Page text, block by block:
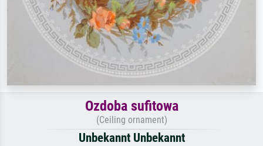
Ozdoba sufitowa
(Ceiling ornament)
Unbekannt Unbekannt